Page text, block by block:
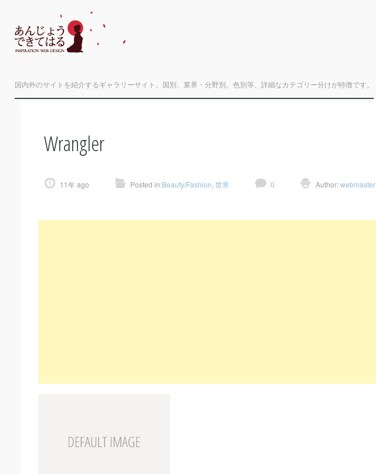
国内外のサイトを紹介するギャラリーサイト。国別、業界・分野別、色別等、詳細なカテゴリー分けが特徴です。
Wrangler
11年 ago Posted in:Beauty/Fashion 世界 0 Author:webmaster